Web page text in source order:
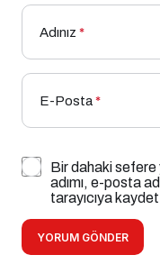
Adınız *
E-Posta*
Bir dahaki sefere
adımı, e-posta
tarayıcıya
YORUM GÖNDER